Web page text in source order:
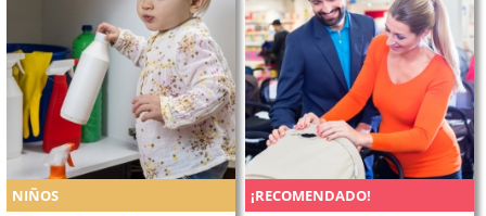
NIÑOS ¡RECOMENDADO!